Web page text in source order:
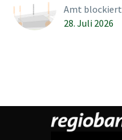
Amt blockiert
28. Juli 2026